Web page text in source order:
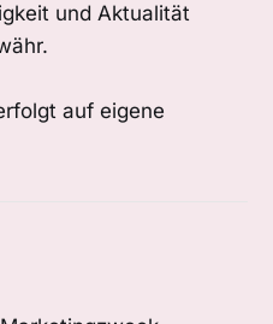
und Aktualität
auf eigene